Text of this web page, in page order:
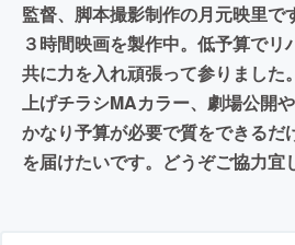
監督、脚本撮影制作の月元映里で
３時間映画を製作中。低予算でリ
共に力を入れ頑張って参りました
上げチラシMAカラー、劇場公開や
かなり予算が必要で質をできるだ
を届けたいです。どうぞご協力宜